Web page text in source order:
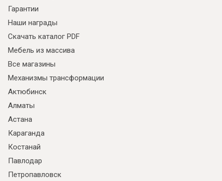
Гарантии
Наши награды
Скачать каталог PDF
Мебель из массива
Все магазины
Механизмы трансформации
Актюбинск
Алматы
Астана
Караганда
Костанай
Павлодар
Петропавловск